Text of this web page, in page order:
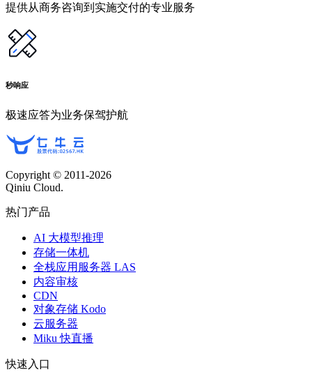
提供从商务咨询到实施交付的专业服务
秒响应
极速应答为业务保驾护航
Copyright © 2011-2026
Qiniu Cloud.
热门产品
AI 大模型推理
存储一体机
全栈应用服务器 LAS
内容审核
CDN
对象存储 Kodo
云服务器
Miku 快直播
快速入口